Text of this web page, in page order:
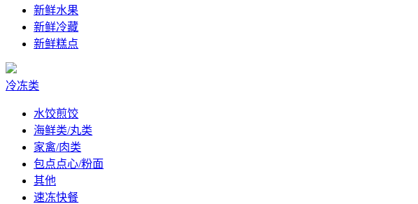
新鲜水果
新鲜冷藏
新鲜糕点
冷冻类
水饺煎饺
海鲜类/丸类
家禽/肉类
包点点心/粉面
其他
速冻快餐